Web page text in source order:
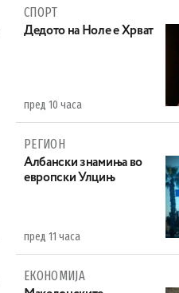
СПОРТ
Дедото на Ноле е Хрват
пред 10 часа
РЕГИОН
Aлбански знамиња во
европски Улцињ
пред 11 часа
ЕКОНОМИЈА